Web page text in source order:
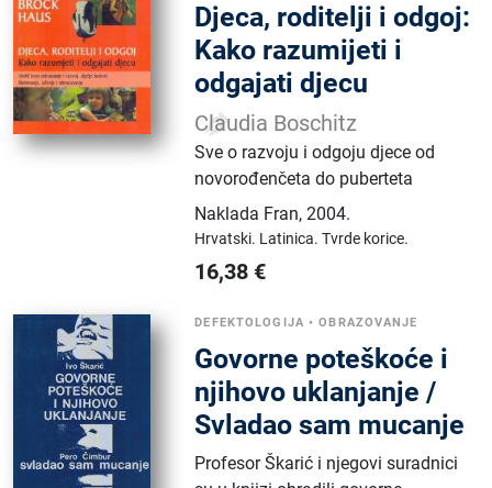
Djeca, roditelji i odgoj:
Kako razumijeti i
odgajati djecu
Claudia Boschitz
Sve o razvoju i odgoju djece od
novorođenčeta do puberteta
Naklada Fran,2004.
Hrvatski. Latinica.Tvrde korice.
16,38 €
DEFEKTOLOGIJA •OBRAZOVANJE
Govorne poteškoće i
njihovo uklanjanje /
Svladao sam mucanje
Profesor Škarić i njegovi suradnici